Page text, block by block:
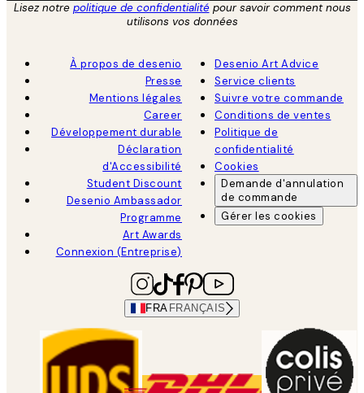
Lisez notre politique de confidentialitépour savoir comment nous
utilisons vos données
À propos de desenio
Presse
Mentions légales
Career
Développement durable
Déclaration
d'Accessibilité
Student Discount
Desenio Ambassador
Programme
Art Awards
Connexion (Entreprise)
Desenio Art Advice
Service clients
Suivre votre commande
Conditions de ventes
Politique de
confidentialité
Cookies
Demande d'annulation
de commande
Gérer les cookies
FRA FRANÇAIS